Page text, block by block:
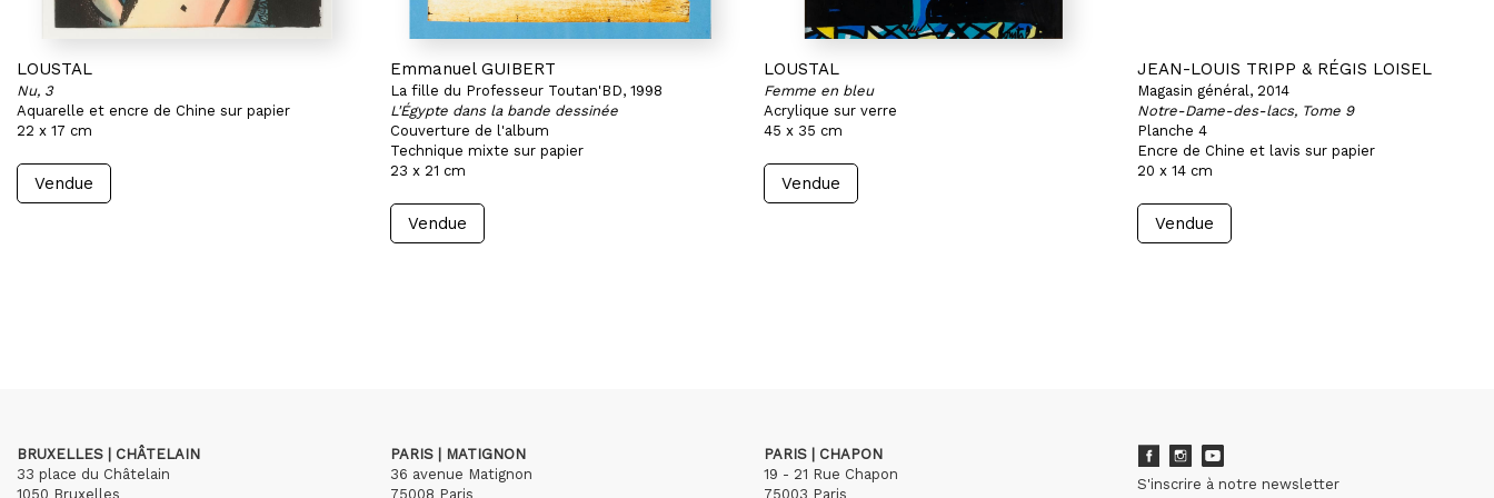
LOUSTAL
Nu, 3
Aquarelle et encre de Chine sur papier
22 x 17 cm
Vendue
Emmanuel GUIBERT
La fille du Professeur Toutan'BD, 1998
L'Égypte dans la bande dessinée
Couverture de l'album
Technique mixte sur papier
23 x 21 cm
Vendue
LOUSTAL
Femme en bleu
Acrylique sur verre
45 x 35 cm
Vendue
JEAN-LOUIS TRIPP & RÉGIS LOISEL
Magasin général, 2014
Notre-Dame-des-lacs, Tome 9
Planche 4
Encre de Chine et lavis sur papier
20 x 14 cm
Vendue
BRUXELLES | CHÂTELAIN
33 place du Châtelain
1050 Bruxelles
PARIS | MATIGNON
36 avenue Matignon
75008 Paris
PARIS | CHAPON
19 - 21 Rue Chapon
75003 Paris
S'inscrire à notre newsletter